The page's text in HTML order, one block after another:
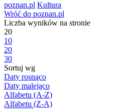
poznan.pl Kultura
Wróć do poznan.pl
Liczba wyników na stronie
20
10
20
30
Sortuj wg
Daty rosnąco
Daty malejąco
Alfabetu (A-Z)
Alfabetu (Z-A)